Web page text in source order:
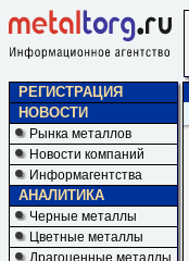
РЕГИСТРАЦИЯ
НОВОСТИ
Рынка металлов
Новости компаний
Информагентства
АНАЛИТИКА
Черные металлы
Цветные металлы
Драгоценные металлы